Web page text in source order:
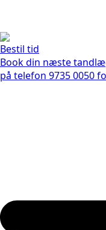
Bestil tid
Book din næste
på telefon 9735 0050